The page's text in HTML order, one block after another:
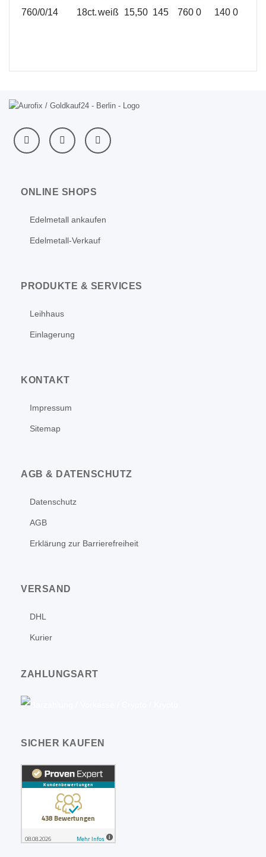
760/0/14
18ct.weiß 15,50 145 760 0 140 0
ONLINE SHOPS
Edelmetall ankaufen
Edelmetall-Verkauf
PRODUKTE & SERVICES
Leihhaus
Einlagerung
KONTAKT
Impressum
Sitemap
AGB & DATENSCHUTZ
Datenschutz
AGB
Erklärung zur Barrierefreiheit
VERSAND
DHL
Kurier
ZAHLUNGSART
SICHER KAUFEN